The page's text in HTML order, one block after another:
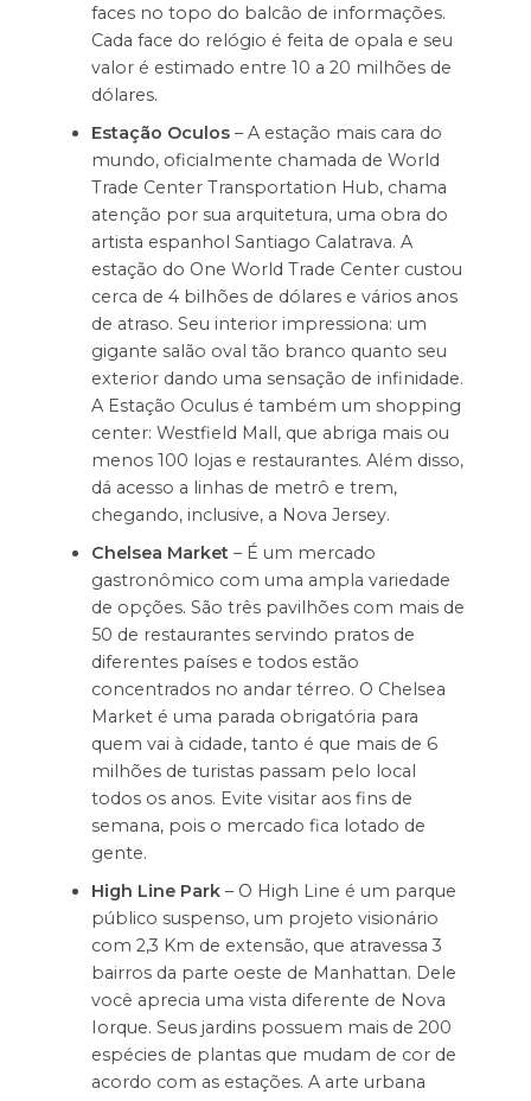
faces no topo do balcão de informações.
Cada face do relógio é feita de opala e seu
valor é estimado entre 10 a 20 milhões de
dólares.
Estação Oculos– A estação mais cara do
mundo, oficialmente chamada de World
Trade Center Transportation Hub, chama
atenção por sua arquitetura, uma obra do
artista espanhol Santiago Calatrava. A
estação do One World Trade Center custou
cerca de 4 bilhões de dólares e vários anos
de atraso. Seu interior impressiona: um
gigante salão oval tão branco quanto seu
exterior dando uma sensação de infinidade.
A Estação Oculus é também um shopping
center: Westfield Mall, que abriga mais ou
menos 100 lojas e restaurantes. Além disso,
dá acesso a linhas de metrô e trem,
chegando, inclusive, a Nova Jersey.
Chelsea Market – É um mercado
gastronômico com uma ampla variedade
de opções. São três pavilhões com mais de
50 de restaurantes servindo pratos de
diferentes países e todos estão
concentrados no andar térreo. O Chelsea
Market é uma parada obrigatória para
quem vai à cidade, tanto é que mais de 6
milhões de turistas passam pelo local
todos os anos. Evite visitar aos fins de
semana, pois o mercado fica lotado de
gente.
High Line Park– O High Line é um parque
público suspenso, um projeto visionário
com 2,3 Km de extensão, que atravessa 3
bairros da parte oeste de Manhattan. Dele
você aprecia uma vista diferente de Nova
Iorque. Seus jardins possuem mais de 200
espécies de plantas que mudam de cor de
acordo com as estações. A arte urbana